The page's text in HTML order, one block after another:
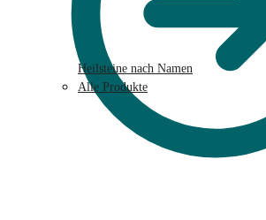
Heilsteine nach Namen
Alle Produkte